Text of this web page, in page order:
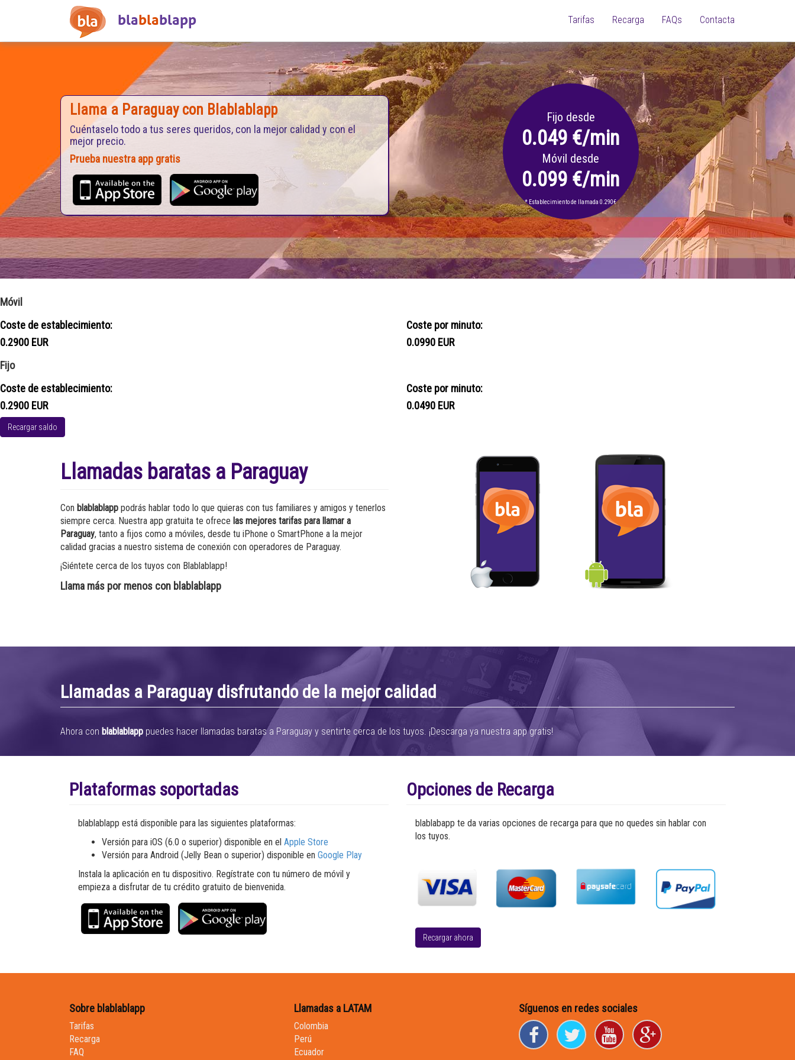
blablablapp Tarifas Recarga FAQs Contacta
Llama a Paraguay con Blablablapp
Cuéntaselo todo a tus seres queridos, con la mejor calidad y con el
mejor precio.
Prueba nuestra app gratis
Fijo desde
0.049 €/min
Móvil desde
0.099 €/min
* Establecimiento de llamada 0.290€
Móvil
Coste de establecimiento:
0.2900 EUR
Coste por minuto:
0.0990 EUR
Fijo
Coste de establecimiento:
0.2900 EUR
Coste por minuto:
0.0490 EUR
Recargar saldo
Llamadas baratas a Paraguay
Con blablablapp podrás hablar todo lo que quieras con tus familiares y amigos y tenerlos
siempre cerca. Nuestra app gratuita te ofrece las mejores tarifas para llamar a
Paraguay, tanto a fijos como a móviles, desde tu iPhone o SmartPhone a la mejor
calidad gracias a nuestro sistema de conexión con operadores de Paraguay.
¡Siéntete cerca de los tuyos con Blablablapp!
Llama más por menos con blablablapp
Llamadas a Paraguay disfrutando de la mejor calidad
Ahora con blablablapp puedes hacer llamadas baratas a Paraguay y sentirte cerca de los tuyos. ¡Descarga ya nuestra app gratis!
Plataformas soportadas
blablablapp está disponible para las siguientes plataformas:
Versión para iOS (6.0 o superior) disponible en el Apple Store
Versión para Android (Jelly Bean o superior) disponible en Google Play
Instala la aplicación en tu dispositivo. Regístrate con tu número de móvil y
empieza a disfrutar de tu crédito gratuito de bienvenida.
Opciones de Recarga
blablabapp te da varias opciones de recarga para que no quedes sin hablar con
los tuyos.
Recargar ahora
Sobre blablablapp
Tarifas
Recarga
FAQ
Llamadas a LATAM
Colombia
Perú
Ecuador
Síguenos en redes sociales